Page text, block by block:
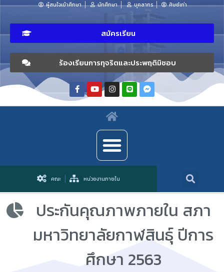
ผู้สนใจเข้าศึกษา นักศึกษา บุคลากร ศิษย์เก่า
สมัครเรียน
ร้องเรียนการทุจริตและประพฤติมิชอบ
คณะ หน่วยงานภายใน
ประกันคุณภาพภายใน สภา
มหาวิทยาลัยกาฬสินธุ์ ปีการ
ศึกษา 2563